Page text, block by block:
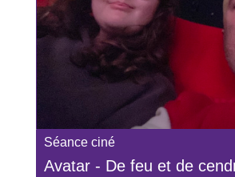
Séance ciné
Avatar - De feu et de